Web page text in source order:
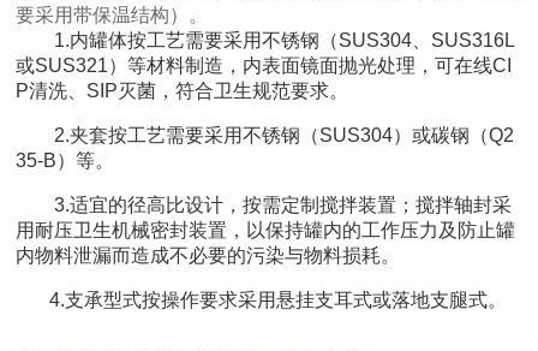
要采用带保温结构）。
1.内罐体按工艺需要采用不锈钢（SUS304、SUS316L
或SUS321）等材料制造，内表面镜面抛光处理，可在线CI
P清洗、SIP灭菌，符合卫生规范要求。
2.夹套按工艺需要采用不锈钢（SUS304）或碳钢（Q2
35-B）等。
3.适宜的径高比设计，按需定制搅拌装置；搅拌轴封采
用耐压卫生机械密封装置，以保持罐内的工作压力及防止罐
内物料泄漏而造成不必要的污染与物料损耗。
4.支承型式按操作要求采用悬挂支耳式或落地支腿式。